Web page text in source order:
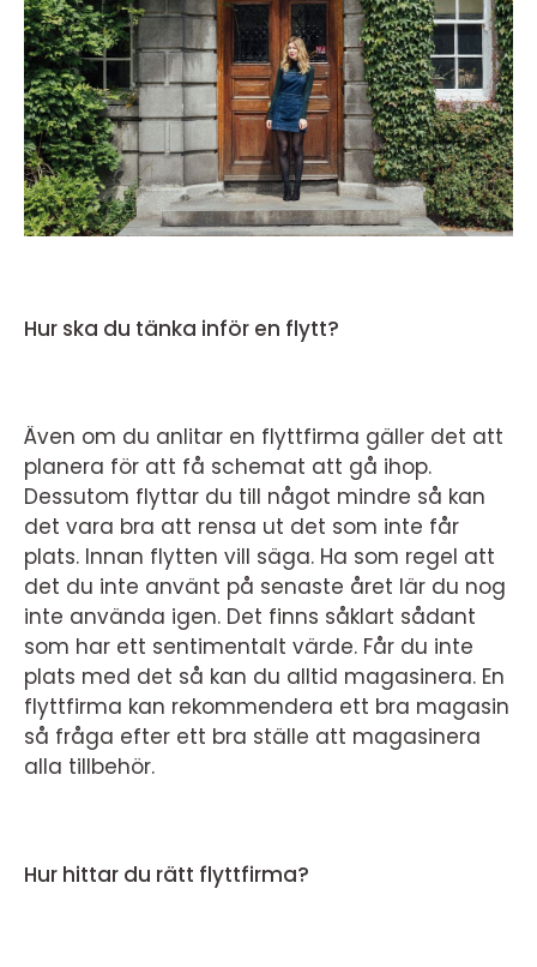
Hur ska du tänka inför en flytt?
Även om du anlitar en flyttfirma gäller det att
planera för att få schemat att gå ihop.
Dessutom flyttar du till något mindre så kan
det vara bra att rensa ut det som inte får
plats. Innan flytten vill säga. Ha som regel att
det du inte använt på senaste året lär du nog
inte använda igen. Det finns såklart sådant
som har ett sentimentalt värde. Får du inte
plats med det så kan du alltid magasinera. En
flyttfirma kan rekommendera ett bra magasin
så fråga efter ett bra ställe att magasinera
alla tillbehör.
Hur hittar du rätt flyttfirma?